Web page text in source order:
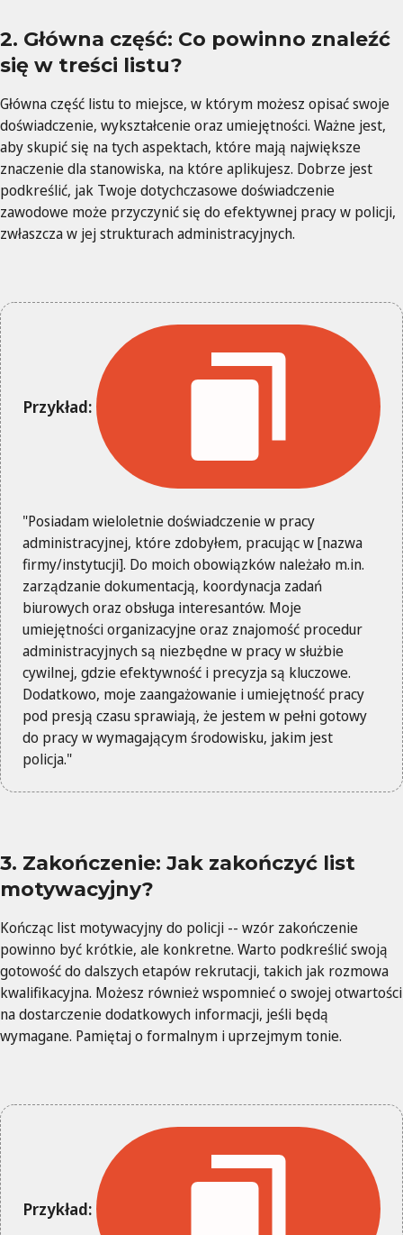
2. Główna część: Co powinno znaleźć
się w treści listu?
Główna część listu to miejsce, w którym możesz opisać swoje
doświadczenie, wykształcenie oraz umiejętności. Ważne jest,
aby skupić się na tych aspektach, które mają największe
znaczenie dla stanowiska, na które aplikujesz. Dobrze jest
podkreślić, jak Twoje dotychczasowe doświadczenie
zawodowe może przyczynić się do efektywnej pracy w policji,
zwłaszcza w jej strukturach administracyjnych.
Przykład:
"Posiadam wieloletnie doświadczenie w pracy
administracyjnej, które zdobyłem, pracując w [nazwa
firmy/instytucji]. Do moich obowiązków należało m.in.
zarządzanie dokumentacją, koordynacja zadań
biurowych oraz obsługa interesantów. Moje
umiejętności organizacyjne oraz znajomość procedur
administracyjnych są niezbędne w pracy w służbie
cywilnej, gdzie efektywność i precyzja są kluczowe.
Dodatkowo, moje zaangażowanie i umiejętność pracy
pod presją czasu sprawiają, że jestem w pełni gotowy
do pracy w wymagającym środowisku, jakim jest
policja."
3. Zakończenie: Jak zakończyć list
motywacyjny?
Kończąc list motywacyjny do policji -- wzór zakończenie
powinno być krótkie, ale konkretne. Warto podkreślić swoją
gotowość do dalszych etapów rekrutacji, takich jak rozmowa
kwalifikacyjna. Możesz również wspomnieć o swojej otwartości
na dostarczenie dodatkowych informacji, jeśli będą
wymagane. Pamiętaj o formalnym i uprzejmym tonie.
Przykład: